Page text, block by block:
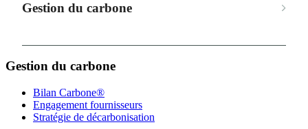
Gestion du carbone
Gestion du carbone
Bilan Carbone®
Engagement fournisseurs
Stratégie de décarbonisation